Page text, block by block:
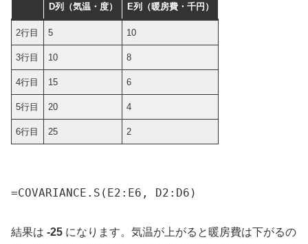
D列（気温・度） E列（暖房費・千円）
2行目 5 10
3行目 10 8
4行目 15 6
5行目 20 4
6行目 25 2
=COVARIANCE.S(E2:E6, D2:D6)
結果は -25 になります。気温が上がると暖房費は下がるの